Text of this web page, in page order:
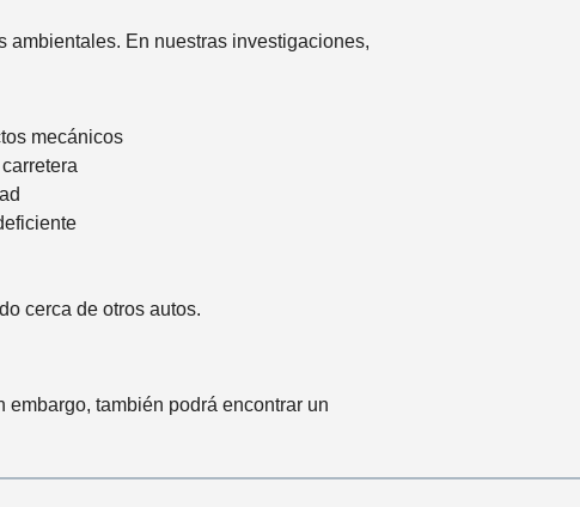
ambientales. En nuestras investigaciones,
mecánicos
cerca de otros autos.
también podrá encontrar un